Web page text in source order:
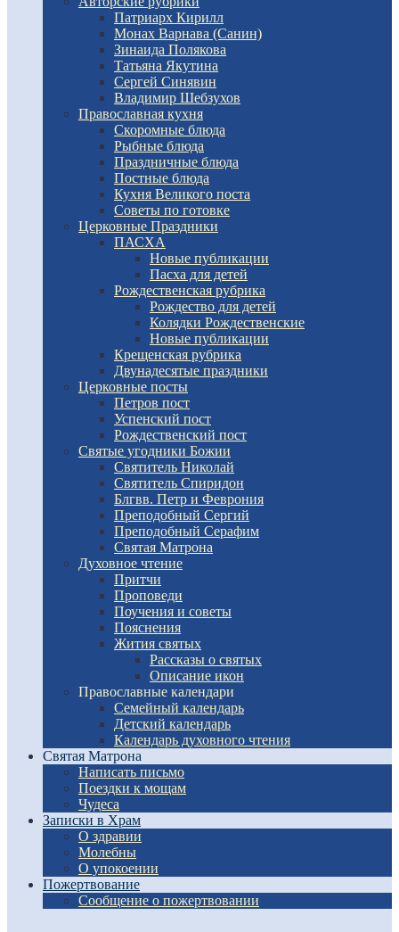
Патриарх Кирилл
Монах Варнава (Санин)
Зинаида Полякова
Татьяна Якутина
Сергей Синявин
Владимир Шебзухов
Православная кухня
Скоромные блюда
Рыбные блюда
Праздничные блюда
Постные блюда
Кухня Великого поста
Советы по готовке
Церковные Праздники
ПАСХА
Новые публикации
Пасха для детей
Рождественская рубрика
Рождество для детей
Колядки Рождественские
Новые публикации
Крещенская рубрика
Двунадесятые праздники
Церковные посты
Петров пост
Успенский пост
Рождественский пост
Святые угодники Божии
Святитель Николай
Святитель Спиридон
Блгвв. Петр и Феврония
Преподобный Сергий
Преподобный Серафим
Святая Матрона
Духовное чтение
Притчи
Проповеди
Поучения и советы
Пояснения
Жития святых
Рассказы о святых
Описание икон
Православные календари
Семейный календарь
Детский календарь
Календарь духовного чтения
Святая Матрона
Написать письмо
Поездки к мощам
Чудеса
Записки в Храм
О здравии
Молебны
О упокоении
Пожертвование
Сообщение о пожертвовании